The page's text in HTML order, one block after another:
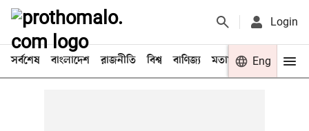
Login
সর্বশেষ বাংলাদেশ রাজনীতি বিশ্ব বাণিজ্য মতামত খেলা
Eng